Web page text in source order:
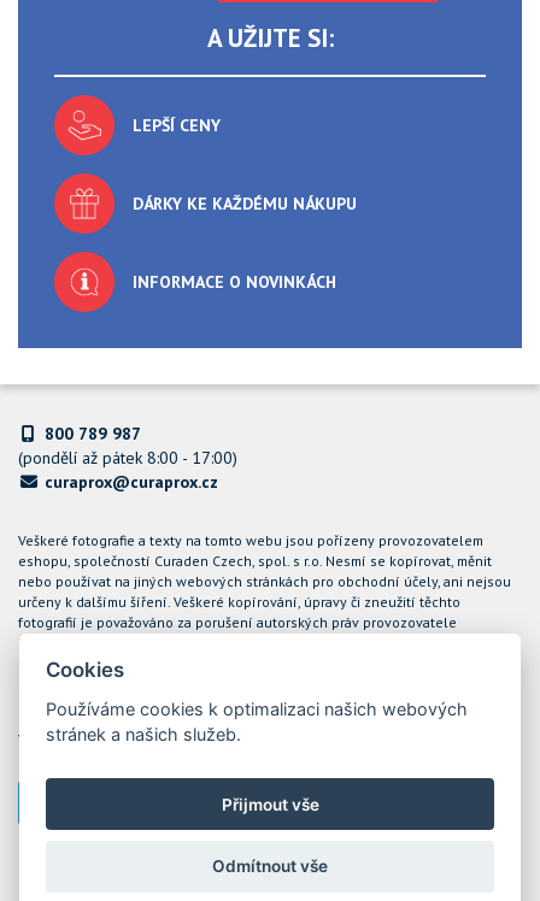
A UŽIJTE SI:
LEPŠÍ CENY
DÁRKY KE KAŽDÉMU NÁKUPU
INFORMACE O NOVINKÁCH
800 789 987
(pondělí až pátek 8:00 - 17:00)
curaprox@curaprox.cz
Veškeré fotografie a texty na tomto webu jsou pořízeny provozovatelem
eshopu, společností Curaden Czech, spol. s r.o. Nesmí se kopírovat, měnit
nebo používat na jiných webových stránkách pro obchodní účely, ani nejsou
určeny k dalšímu šíření. Veškeré kopírování, úpravy či zneužití těchto
fotografií je považováno za porušení autorských práv provozovatele
internetového obchodu CURAPROX a společnost Curaden Czech, spol. s r.o.
bude takové případy řešit soudní cestou.
účtenku. Zároveň je povinen zaevidovat přijatou tržbu u správce daně online;
v případě technického výpadku pak nejpozději do 48 hodin. Tržby jsou
Cookies
Používáme cookies k optimalizaci našich webových
stránek a našich služeb.
Přijmout vše
Odmítnout vše